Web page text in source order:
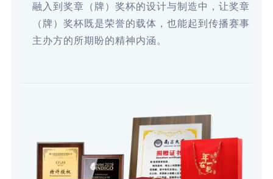
融入到奖章（牌）奖杯的设计与制造中，让奖章
（牌）奖杯既是荣誉的载体，也能起到传播赛事
主办方的所期盼的精神内涵。